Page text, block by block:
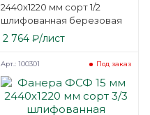
2440х1220 мм сорт 1/2
шлифованная березовая
2 764₽/лист
Под заказ
Арт.: 100301